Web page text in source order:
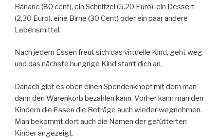
Banane (80 cent), ein Schnitzel (5,20 Euro), ein Dessert
(2,30 Euro), eine Birne (30 Cent) oder ein paar andere
Lebensmittel.
Nach jedem Essen freut sich das virtuelle Kind, geht weg
und das nächste hungrige Kind starrt dich an.
Danach gibt es oben einen Spendenknopf mit dem man
dann den Warenkorb bezahlen kann. Vorher kann man den
Kindern die Essendie Beträge auch wieder wegnehmen.
Man bekommt dort auch die Namen der gefütterten
Kinder angezeigt.